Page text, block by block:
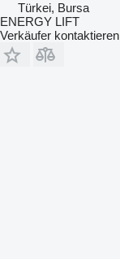
Türkei, Bursa
ENERGY LIFT
Verkäufer kontaktieren